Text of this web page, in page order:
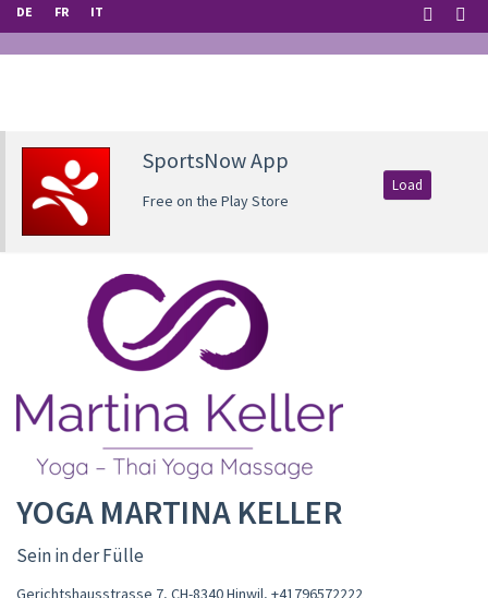
DE FR IT
SportsNow App
Free on the Play Store
Load
YOGA MARTINA KELLER
Sein in der Fülle
Gerichtshausstrasse 7, CH-8340 Hinwil, +41796572222